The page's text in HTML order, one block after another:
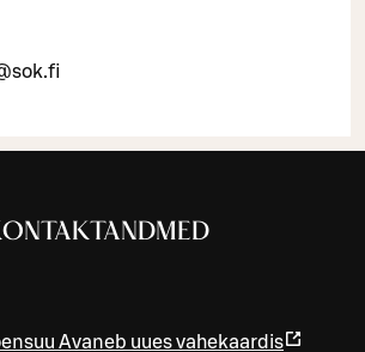
Avaneb uues vahekaardis